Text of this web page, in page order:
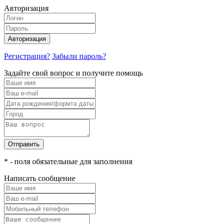
Авторизация
Авторизация
Регистрация? Забыли пароль?
Задайте свой вопрос и получите помощь
Отправить
* - поля обязательные для заполнения
Написать сообщение